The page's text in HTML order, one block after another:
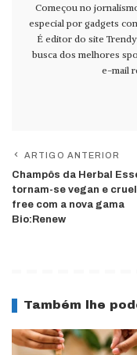
Começou no
especial por gadgets
É editor do site
busca dos melhores
e-mail
ARTIGO ANTERIOR
Champôs da Herbal
tornam-se vegan e
free com a nova gama
Bio:Renew
Também lhe